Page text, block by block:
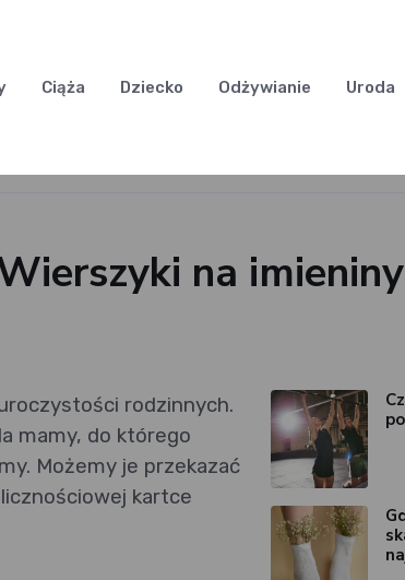
Ciąża Dziecko Odżywianie Uroda
na
rodzinnych.
mamy, do którego
Możemy je przekazać
kartce